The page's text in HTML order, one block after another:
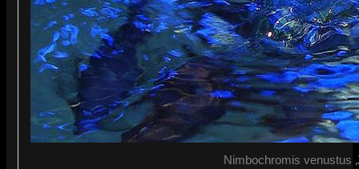
Nimbochromis venustus